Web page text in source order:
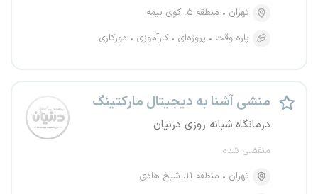
تهران
منطقه ۵، کوی بیمه
پاره وقت
پروژه‌ای کارآموزی دورکاری
منشی آشنا به دیجیتال مارکتینگ
درمانگاه شبانه روزی درنیان
منقضی شده
تهران
منطقه ۱۱، شیخ هادی